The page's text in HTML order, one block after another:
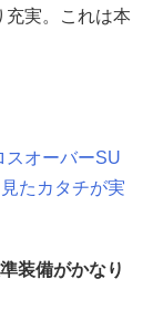
充実。これは本
スオーバーSU
たカタチが実
装備がかなり